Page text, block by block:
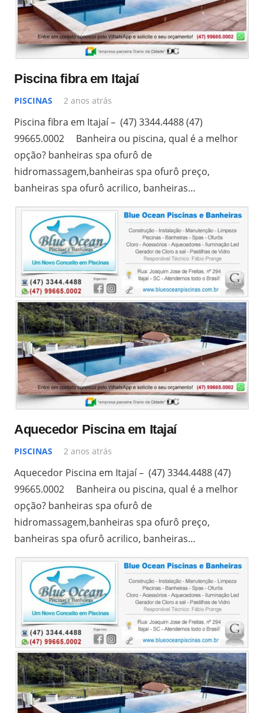
Piscina fibra em Itajaí
PISCINAS 2 anos atrás
Piscina fibra em Itajaí – (47) 3344.4488 (47)
99665.0002 Banheira ou piscina, qual é a melhor
opção? banheiras spa ofurô de
hidromassagem,banheiras spa ofurô preço,
banheiras spa ofurô acrilico, banheiras…
Aquecedor Piscina em Itajaí
PISCINAS 2 anos atrás
Aquecedor Piscina em Itajaí – (47) 3344.4488 (47)
99665.0002 Banheira ou piscina, qual é a melhor
opção? banheiras spa ofurô de
hidromassagem,banheiras spa ofurô preço,
banheiras spa ofurô acrilico, banheiras…